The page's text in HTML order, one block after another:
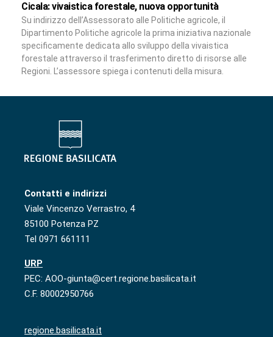
Cicala: vivaistica forestale, nuova opportunità
Su indirizzo dell’Assessorato alle Politiche agricole, il
Dipartimento Politiche agricole la prima iniziativa nazionale
specificamente dedicata allo sviluppo della vivaistica
forestale attraverso il trasferimento diretto di risorse alle
Regioni. L’assessore spiega i contenuti della misura.
Contatti e indirizzi
Viale Vincenzo Verrastro, 4
85100 Potenza PZ
Tel 0971 661111
URP
PEC: AOO-giunta@cert.regione.basilicata.it
C.F. 80002950766
regione.basilicata.it